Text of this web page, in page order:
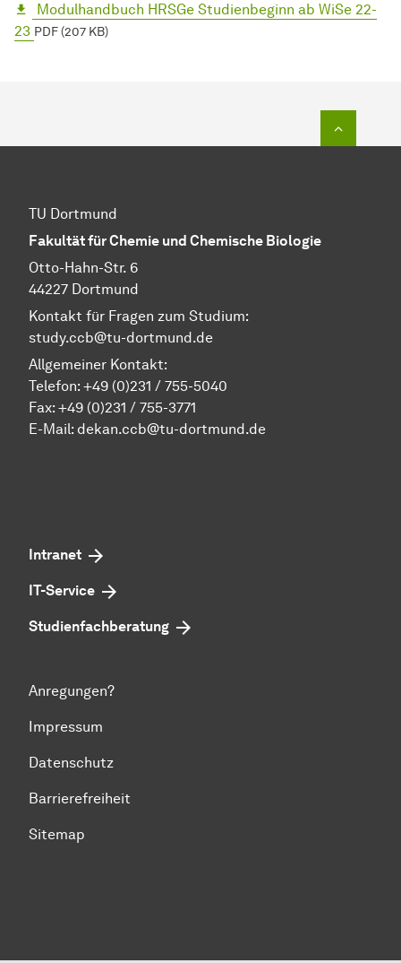
Modulhandbuch HRSGe Studienbeginn ab WiSe 22-
23 PDF (207 KB)
TU Dortmund
Fakultät für Chemie und Chemische Biologie
Otto-Hahn-Str. 6
44227 Dortmund
Kontakt für Fragen zum Studium:
study.ccb@tu-dortmund.de
Allgemeiner Kontakt:
Telefon: +49 (0)231 / 755-5040
Fax: +49 (0)231 / 755-3771
E-Mail: dekan.ccb@tu-dortmund.de
Intranet
IT-Service
Studienfachberatung
Anregungen?
Impressum
Datenschutz
Barrierefreiheit
Sitemap